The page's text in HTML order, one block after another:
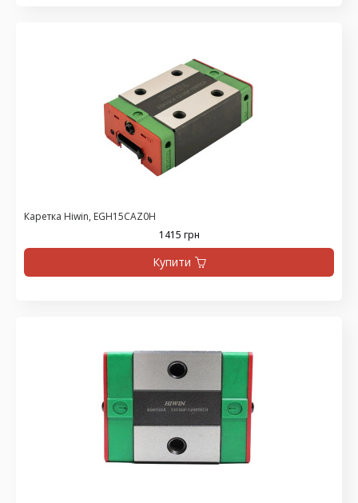
Каретка Hiwin, EGH15CAZ0H
1415 грн
Купити